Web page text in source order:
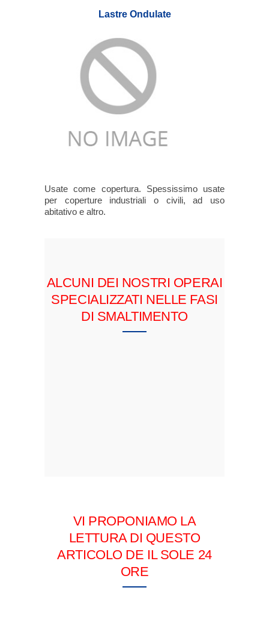
Lastre Ondulate
Usate come copertura. Spessissimo usate
per coperture industriali o civili, ad uso
abitativo e altro.
ALCUNI DEI NOSTRI OPERAI
SPECIALIZZATI NELLE FASI
DI SMALTIMENTO
VI PROPONIAMO LA
LETTURA DI QUESTO
ARTICOLO DE IL SOLE 24
ORE